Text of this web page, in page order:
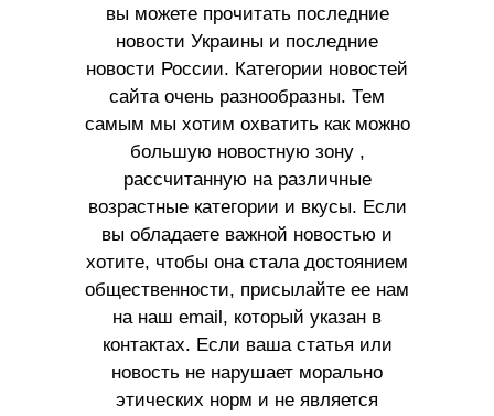
вы можете прочитать последние
новости Украины и последние
новости России. Категории новостей
сайта очень разнообразны. Тем
самым мы хотим охватить как можно
большую новостную зону ,
рассчитанную на различные
возрастные категории и вкусы. Если
вы обладаете важной новостью и
хотите, чтобы она стала достоянием
общественности, присылайте ее нам
на наш email, который указан в
контактах. Если ваша статья или
новость не нарушает морально
этических норм и не является